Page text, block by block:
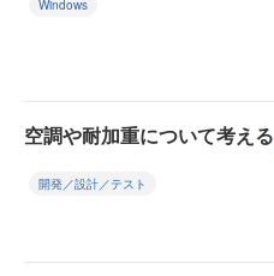
Windows
空調や耐加重について考える
開発／設計／テスト